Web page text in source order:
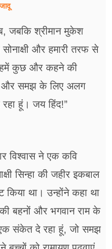
जबकि श्रीमान मुकेश
और हमारी तरफ से
हमें कुछ और कहने की
और समझ के लिए अलग
हूं। जय हिंद!”
विश्वास ने एक कवि
सिन्हा की जहीर इकबाल
था। उन्होंने कहा था
बहनों और भगवान राम के
एक संकेत दे रहा हूं, जो समझ